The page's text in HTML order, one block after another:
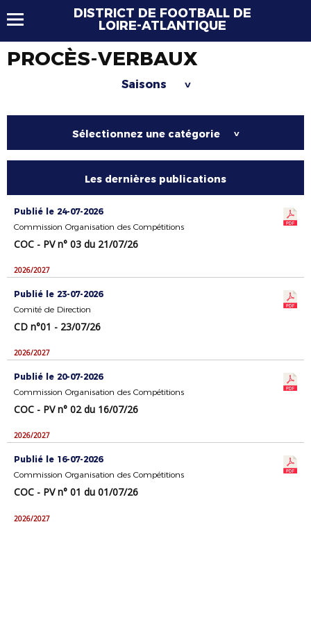
DISTRICT DE FOOTBALL DE
LOIRE-ATLANTIQUE
PROCÈS-VERBAUX
Saisons >
Sélectionnez une catégorie >
Les dernières publications
Publié le 24-07-2026
Commission Organisation des Compétitions
COC - PV n° 03 du 21/07/26
2026/2027
Publié le 23-07-2026
Comité de Direction
CD n°01 - 23/07/26
2026/2027
Publié le 20-07-2026
Commission Organisation des Compétitions
COC - PV n° 02 du 16/07/26
2026/2027
Publié le 16-07-2026
Commission Organisation des Compétitions
COC - PV n° 01 du 01/07/26
2026/2027